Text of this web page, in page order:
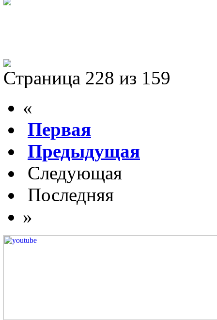
Страница 228 из 159
«
Первая
Предыдущая
Следующая
Последняя
»